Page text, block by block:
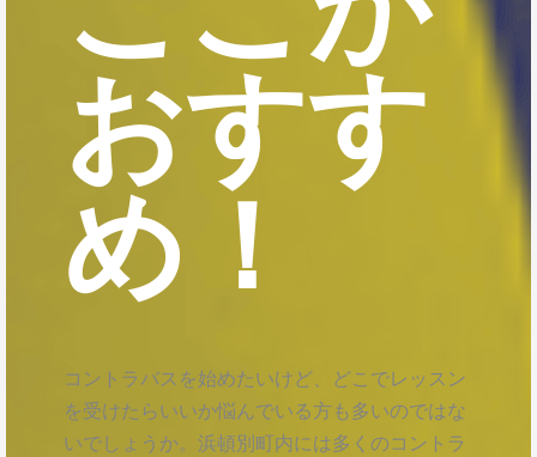
おすす
め！
コントラバスを始めたいけど、どこでレッスン
を受けたらいいか悩んでいる方も多いのではな
いでしょうか。浜頓別町内には多くのコントラ